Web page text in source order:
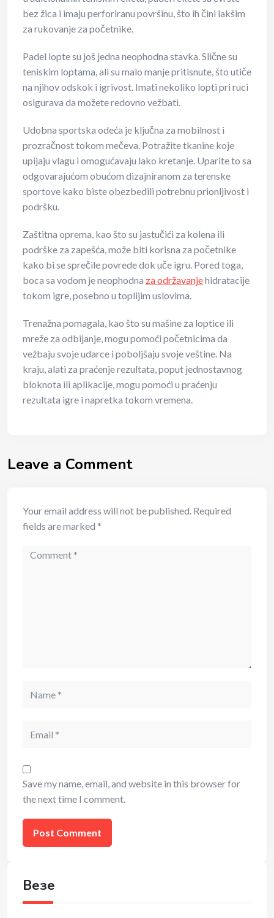
bez žica i imaju perforiranu površinu, što ih čini lakšim
za rukovanje za početnike.
Padel lopte su još jedna neophodna stavka. Slične su
teniskim loptama, ali su malo manje pritisnute, što utiče
na njihov odskok i igrivost. Imati nekoliko lopti pri ruci
osigurava da možete redovno vežbati.
Udobna sportska odeća je ključna za mobilnost i
prozračnost tokom mečeva. Potražite tkanine koje
upijaju vlagu i omogućavaju lako kretanje. Uparite to sa
odgovarajućom obućom dizajniranom za terenske
sportove kako biste obezbedili potrebnu prionljivost i
podršku.
Zaštitna oprema, kao što su jastučići za kolena ili
podrške za zapešća, može biti korisna za početnike
kako bi se sprečile povrede dok uče igru. Pored toga,
boca sa vodom je neophodna za održavanjehidratacije
tokom igre, posebno u toplijim uslovima.
Trenažna pomagala, kao što su mašine za loptice ili
mreže za odbijanje, mogu pomoći početnicima da
vežbaju svoje udarce i poboljšaju svoje veštine. Na
kraju, alati za praćenje rezultata, poput jednostavnog
bloknota ili aplikacije, mogu pomoći u praćenju
rezultata igre i napretka tokom vremena.
Leave a Comment
Your email address will not be published. Required
fields are marked *
Comment
Save my name, email, and website in this browser for
the next time I comment.
Везе